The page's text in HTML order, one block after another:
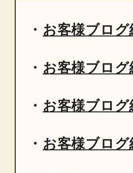
お客様ブロ
お客様ブロ
お客様ブロ
お客様ブロ